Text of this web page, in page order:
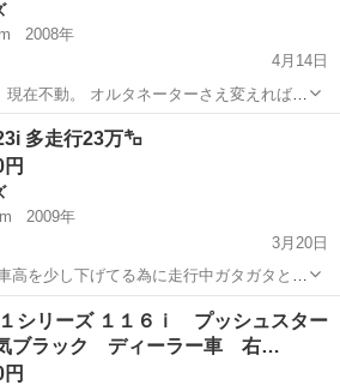
2008年
4月14日
在不動。 オルタネーターさえ変えれば走
付2021年4月30日まで！ ちなみ後タイヤ2
3シリーズ オルタネーター
多走行23万㌔
2009年
3月20日
高を少し下げてる為に走行中ガタガタと音
ートキー、社外ナビ（テレビ視聴可） 車
っております。 車検を通すには多少の修
3シリーズ
シリーズ １１６ｉ プッシュスター
ブラック ディーラー車 右…